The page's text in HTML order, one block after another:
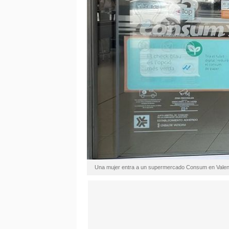
Una mujer entra a un supermercado Consum en